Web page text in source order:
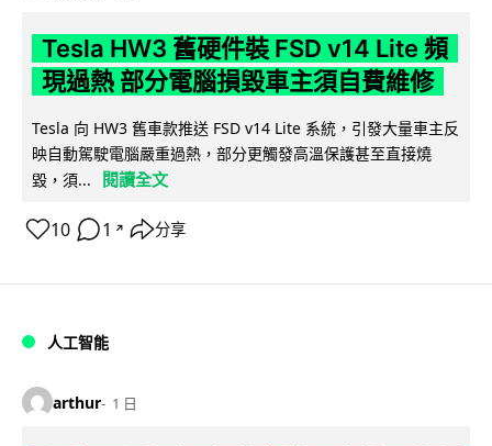
Tesla HW3 舊硬件裝 FSD v14 Lite 頻
現過熱 部分電腦損毀車主須自費維修
Tesla 向 HW3 舊車款推送 FSD v14 Lite 系統，引發大量車主反
映自動駕駛電腦嚴重過熱，部分更觸發高溫保護甚至直接燒
毀，須...
閱讀全文
10 1 ↗ 分享
人工智能
arthur 1 日